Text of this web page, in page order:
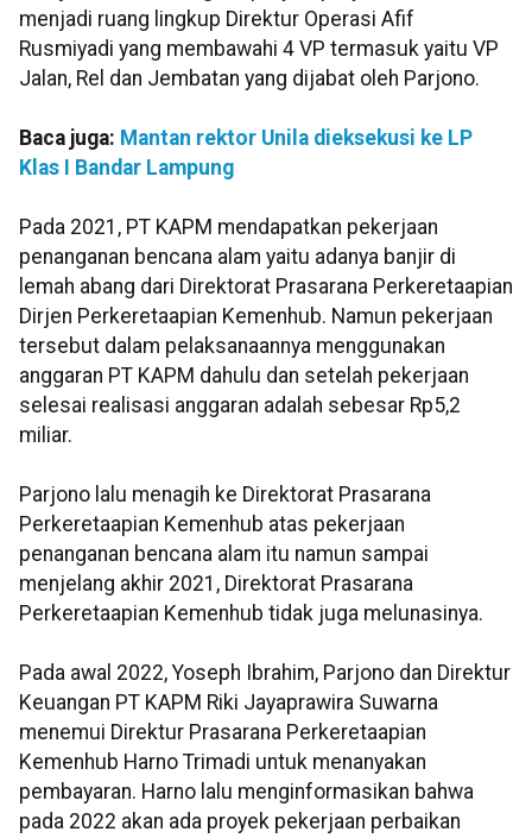
menjadi ruang lingkup Direktur Operasi Afif
Rusmiyadi yang membawahi 4 VP termasuk yaitu VP
Jalan, Rel dan Jembatan yang dijabat oleh Parjono.
Baca juga: Mantan rektor Unila dieksekusi ke LP
Klas I Bandar Lampung
Pada 2021, PT KAPM mendapatkan pekerjaan
penanganan bencana alam yaitu adanya banjir di
lemah abang dari Direktorat Prasarana Perkeretaapian
Dirjen Perkeretaapian Kemenhub. Namun pekerjaan
tersebut dalam pelaksanaannya menggunakan
anggaran PT KAPM dahulu dan setelah pekerjaan
selesai realisasi anggaran adalah sebesar Rp5,2
miliar.
Parjono lalu menagih ke Direktorat Prasarana
Perkeretaapian Kemenhub atas pekerjaan
penanganan bencana alam itu namun sampai
menjelang akhir 2021, Direktorat Prasarana
Perkeretaapian Kemenhub tidak juga melunasinya.
Pada awal 2022, Yoseph Ibrahim, Parjono dan Direktur
Keuangan PT KAPM Riki Jayaprawira Suwarna
menemui Direktur Prasarana Perkeretaapian
Kemenhub Harno Trimadi untuk menanyakan
pembayaran. Harno lalu menginformasikan bahwa
pada 2022 akan ada proyek pekerjaan perbaikan